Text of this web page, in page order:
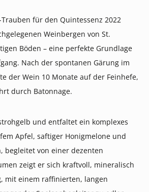
für den Quintessenz 2022
Weinbergen von St.
Böden – eine perfekte Grundlage
Nach der spontanen Gärung im
der Wein 10 Monate auf der Feinhefe,
durch Batonnage.
und entfaltet ein komplexes
Apfel, saftiger Honigmelone und
begleitet von einer dezenten
zeigt er sich kraftvoll, mineralisch
mit einem raffinierten, langen